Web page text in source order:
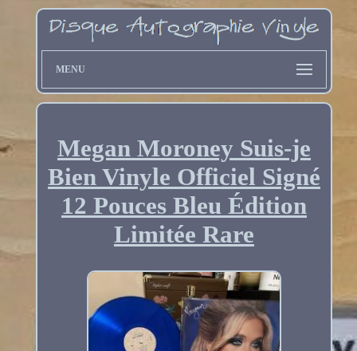
MENU
Megan Moroney Suis-je
Bien Vinyle Officiel Signé
12 Pouces Bleu Édition
Limitée Rare